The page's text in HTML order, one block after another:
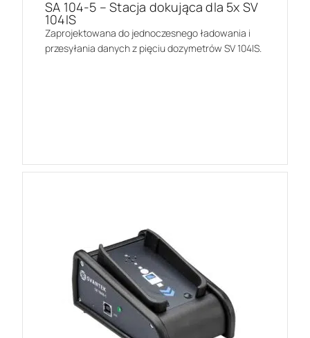
SA 104-5 – Stacja dokująca dla 5x SV
104IS
Zaprojektowana do jednoczesnego ładowania i
przesyłania danych z pięciu dozymetrów SV 104IS.